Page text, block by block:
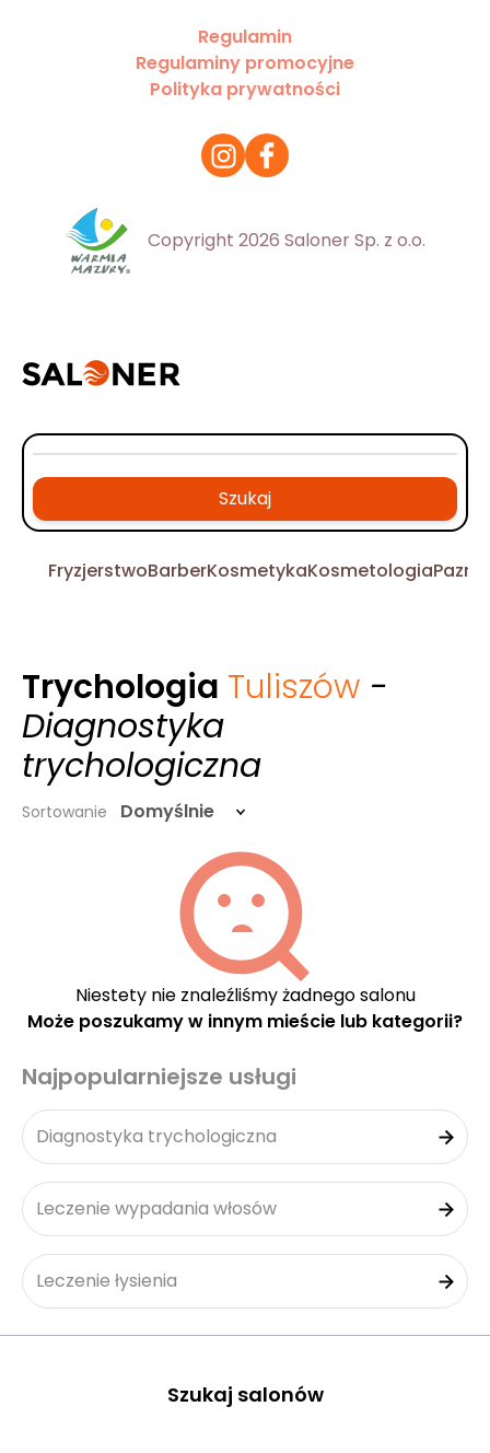
Regulamin
Regulaminy promocyjne
Polityka prywatności
Copyright 2026 Saloner Sp. z o.o.
Szukaj
FryzjerstwoBarberKosmetykaKosmetologia
Trychologia Tuliszów -
Diagnostyka
trychologiczna
Sortowanie Domyślnie
Niestety nie znaleźliśmy żadnego salonu
Może poszukamy w innym mieście lub kategorii?
Najpopularniejsze usługi
Diagnostyka trychologiczna
Leczenie wypadania włosów
Leczenie łysienia
Szukaj salonów